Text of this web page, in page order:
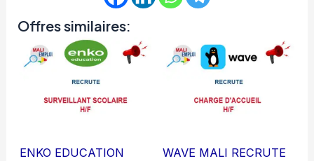
Offres similaires:
ENKO EDUCATION
WAVE MALI RECRUTE